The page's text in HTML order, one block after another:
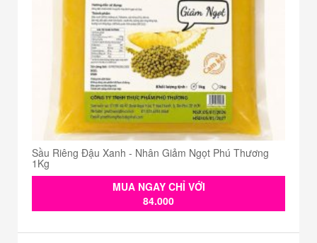
Sầu Riêng Đậu Xanh - Nhân Giảm Ngọt Phú Thương
1Kg
MUA NGAY CHỈ VỚI
84.000